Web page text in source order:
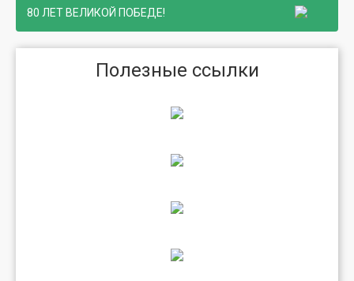
80 ЛЕТ ВЕЛИКОЙ ПОБЕДЕ!
Полезные ссылки